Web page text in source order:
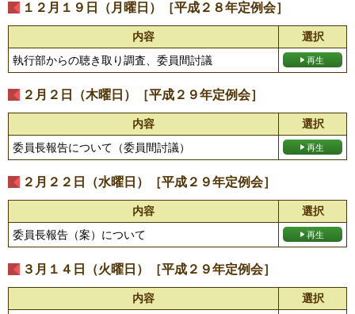
１２月１９日（月曜日）［平成２８年定例会］
内容
選択
執行部からの聴き取り調査、委員間討議
２月２日（木曜日）［平成２９年定例会］
内容
選択
委員長報告について（委員間討議）
２月２２日（水曜日）［平成２９年定例会］
内容
選択
委員長報告（案）について
３月１４日（火曜日）［平成２９年定例会］
内容 選択